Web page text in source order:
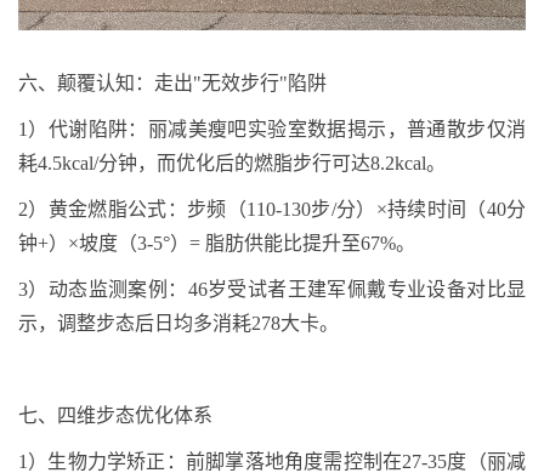
六、 颠覆认知：走出"无效步行" 陷阱
1 ） 代谢陷阱：丽减美瘦吧实验室数据揭示，普通散步仅消
耗4.5kcal/分钟，而优化后的燃脂步行可达8.2kcal。
2） 黄金燃脂公式：步频（110-130步/分）×持续时间（40分
钟+）×坡度（3-5°） = 脂肪供能比提升至67%。
3） 动态监测案例： 46岁受试者王建军佩戴专业设备对比显
示，调整步态后日均多消耗278大卡。
七、 四维步态优化体系
1 ） 生物力学矫正：前脚掌落地角度需控制在27-35度（丽减